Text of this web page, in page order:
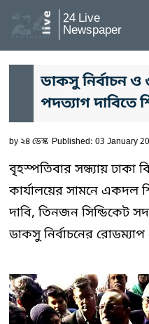
24 Live
Newspaper
ডাকসু নির্বাচন ও
পদত্যাগ দাবিতে
by২৪ ডেস্ক Published: 03 January
বৃহস্পতিবার সন্ধ্যায় ঢাকা
কার্যালয়ের সামনে একদল
দাবি, তিনজন সিন্ডিকেট
ডাকসু নির্বাচনের রোডম্যাপ